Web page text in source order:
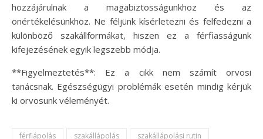
hozzájárulnak a magabiztosságunkhoz és az
önértékelésünkhöz. Ne féljünk kísérletezni és felfedezni a
különböző szakállformákat, hiszen ez a férfiasságunk
kifejezésének egyik legszebb módja.
**Figyelmeztetés**: Ez a cikk nem számít orvosi
tanácsnak. Egészségügyi problémák esetén mindig kérjük
ki orvosunk véleményét.
férfiápolás szakállápolás
szakállápolási rutin